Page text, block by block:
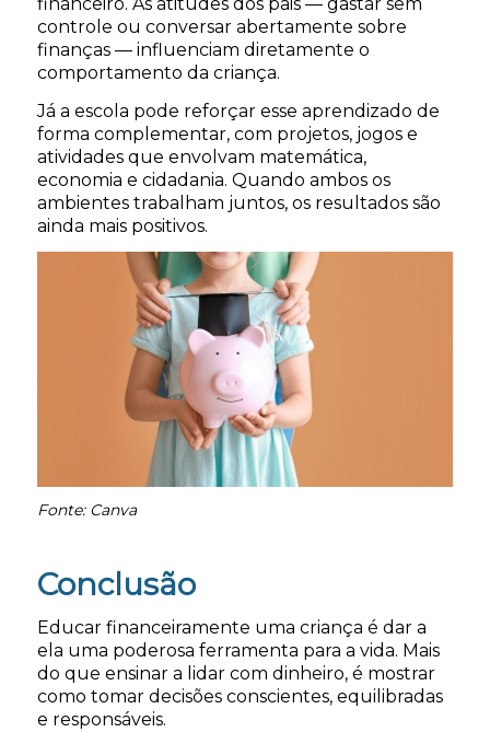
controle ou conversar abertamente sobre
finanças — influenciam diretamente o
comportamento da criança.
Já a escola pode reforçar esse aprendizado de
forma complementar, com projetos, jogos e
atividades que envolvam matemática,
economia e cidadania. Quando ambos os
ambientes trabalham juntos, os resultados são
ainda mais positivos.
Fonte: Canva
Conclusão
Educar financeiramente uma criança é dar a
ela uma poderosa ferramenta para a vida. Mais
do que ensinar a lidar com dinheiro, é mostrar
como tomar decisões conscientes, equilibradas
e responsáveis.